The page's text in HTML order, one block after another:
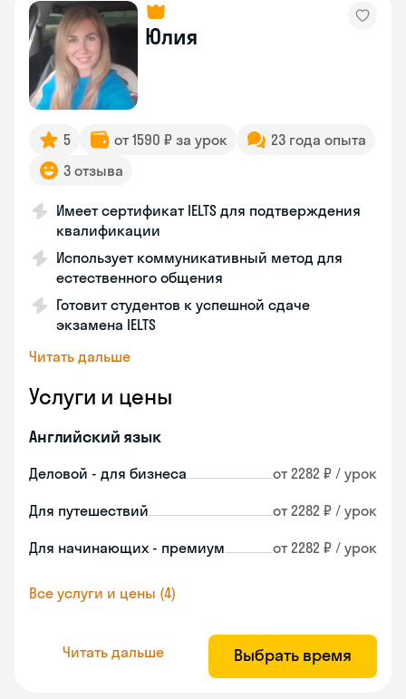
Юлия
5 от 1590 ₽ за урок
23 года опыта
3 отзыва
Имеет сертификат IELTS для подтверждения
квалификации
Использует коммуникативный метод для
естественного общения
Готовит студентов к успешной сдаче
экзамена IELTS
Читать дальше
Услуги и цены
Английский язык
Деловой - для бизнеса от 2282 ₽ / урок
Для путешествий от 2282 ₽ / урок
Для начинающих - премиум от 2282 ₽ / урок
Все услуги и цены (4)
Читать дальше Выбрать время